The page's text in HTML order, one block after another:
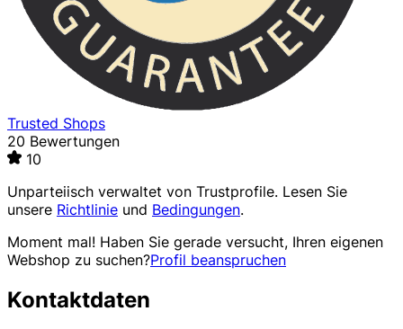
Trusted Shops
20 Bewertungen
10
Unparteiisch verwaltet von Trustprofile. Lesen Sie
unsere Richtlinie und Bedingungen.
Moment mal! Haben Sie gerade versucht, Ihren eigenen
Webshop zu suchen?Profil beanspruchen
Kontaktdaten